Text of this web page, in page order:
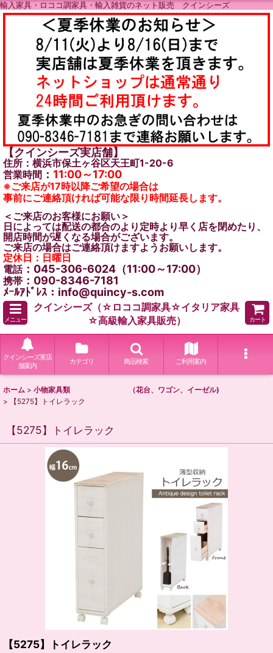
輸入家具・ロココ調家具・輸入雑貨のネット販売 クインシーズ
【クインシーズ実店舗】
住所：横浜市保土ヶ谷区天王町1-20-6
営業時間 ： 11:00～17:00
※ご来店が17時以降ご希望の場合は
事前にご連絡頂ければ可能な限り時間延長します。
＜ご来店のお客様にお願い＞
日によっては配送の都合のより定時より早く店を閉めたり、
開店時間が遅くなる場合がございます。
ご来店の場合はご連絡頂けますようお願いします。
定休日：日曜日
電話：045-306-6024（11:00～17:00）
携帯 ：090-8346-7181
ﾒｰﾙｱﾄﾞﾚｽ：info@quincy-s.com
メニュー
クインシーズ（☆ロココ調家具☆イタリア家具
☆高級輸入家具販売）
カート
クインシーズ実店
舗案内
カテゴリ 商品検索 ご利用案内
ホーム > 小物家具類 （花台、ワゴン、イーゼル)
>
【5275】トイレラック
【5275】トイレラック
【5275】トイレラック